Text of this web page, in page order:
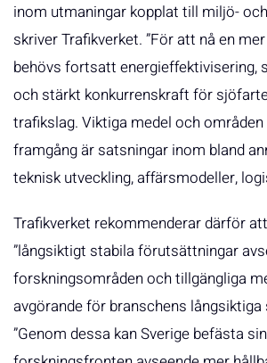
inom utmaningar kopplat till miljö-
skriver Trafikverket. ”För att nå en
behövs fortsatt energieffektivisering,
och stärkt konkurrenskraft för
trafikslag. Viktiga medel och
framgång är satsningar inom bland
teknisk utveckling, affärsmodeller,
Trafikverket rekommenderar därför
”långsiktigt stabila förutsättningar
forskningsområden och tillgängliga
avgörande för branschens långsiktiga
”Genom dessa kan Sverige befästa